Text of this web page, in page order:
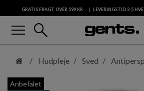
GRATIS FRAGT OVER 599KR. LEVERINGSTID 2-5
menu search
Hudpleje Sved
Anbefalet